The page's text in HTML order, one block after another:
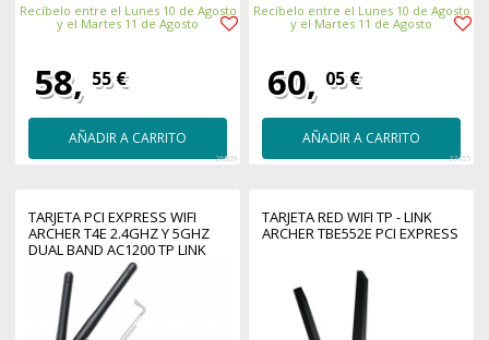
Recíbelo entre el Lunes 10 de Agosto
y el Martes 11 de Agosto
58, 55 €
AÑADIR A CARRITO
26509
Recíbelo entre el Lunes 10 de Agosto
y el Martes 11 de Agosto
60, 05 €
AÑADIR A CARRITO
33455
TARJETA PCI EXPRESS WIFI
ARCHER T4E 2.4GHZ Y 5GHZ
DUAL BAND AC1200 TP LINK
TARJETA RED WIFI TP - LINK
ARCHER TBE552E PCI EXPRESS